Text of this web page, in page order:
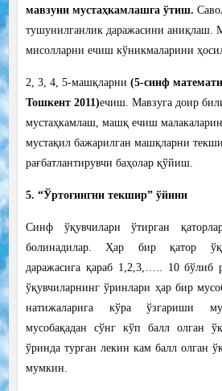
мавзуни мустаҳкамлашга ўтиш.
тушунилганлик даражасини аниқлаш.
мисолларни ечиш кўникмаларини
2, 3, 4, 5-машқларни (5-синф
Тошкент 2011)ечиш. Мавзуга доир би
мустаҳкамлаш, машқ ечиш
мустақил бажарилган машқларни
рағбатлантирувчи баҳолар қўйиш.
5. “Ўртоғингни текшир” ўйини
Синф ўқувчилари ўтирган
болинадилар. Ҳар бир қатор
даражасига қараб 1,2,3,….. 10 бўлиб
ўқувчиларнинг ўринлари ҳар бир
натижаларига кўра ўзгариши
мусобақадан сўнг кўп балл олган
ўринда турган лекин кам балл олган
мумкин.